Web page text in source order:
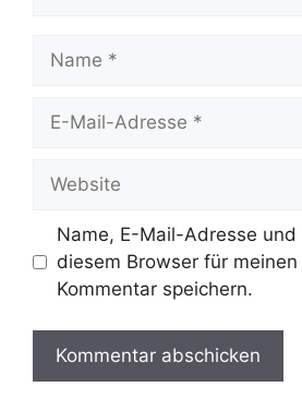
Name, E-Mail-Adresse und
diesem Browser für
Kommentar speichern.